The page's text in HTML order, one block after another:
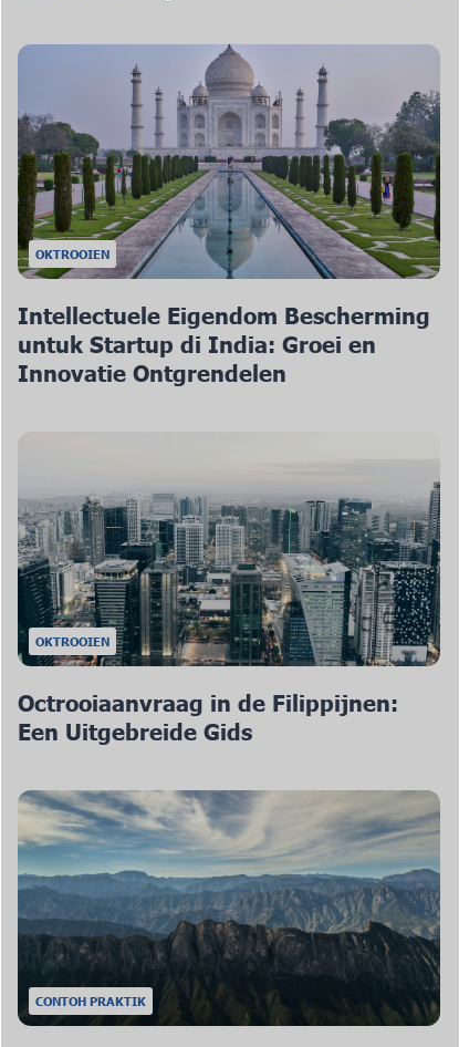
OKTROOIEN
Intellectuele Eigendom Bescherming
untuk Startup di India: Groei en
Innovatie Ontgrendelen
OKTROOIEN
Octrooiaanvraag in de Filippijnen:
Een Uitgebreide Gids
CONTOH PRAKTIK